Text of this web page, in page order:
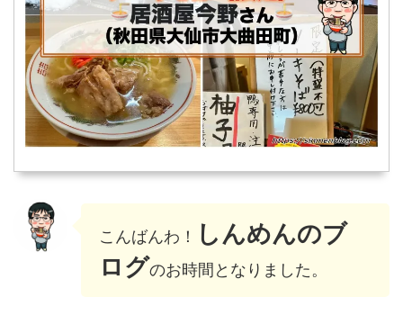
こんばんわ！
しんめんのブ
ログのお時間となりました。